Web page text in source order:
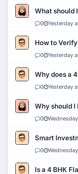
What should
0 Yesterday
How to
0 Yesterday
Why does a
0 Yesterday
Why should I
0
Smart
0
Is a 4 BHK